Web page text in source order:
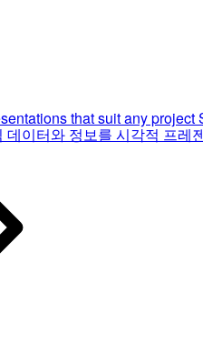
that suit any project
데이터와 정보를 시각적 프레